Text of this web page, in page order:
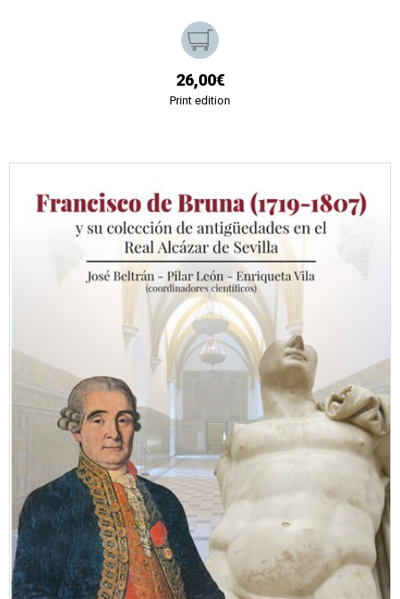
26,00€
Print edition